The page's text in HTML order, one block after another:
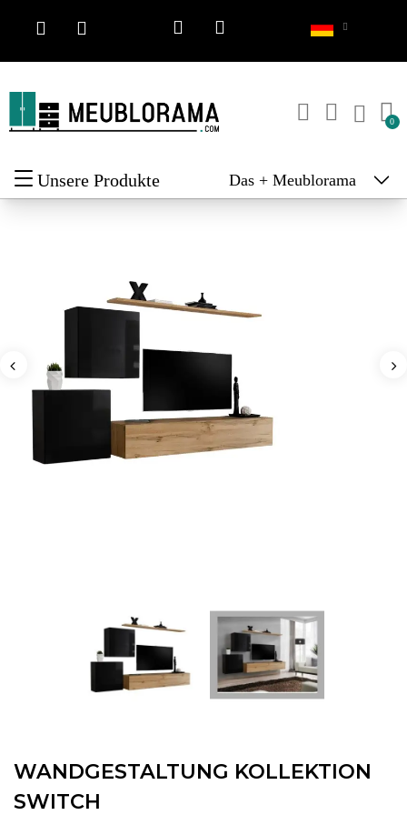
Unsere Produkte Das + Meublorama
WANDGESTALTUNG KOLLEKTION
SWITCH